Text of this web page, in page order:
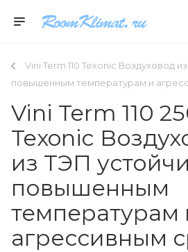
Vini Term 110 Texonic Воздуховод
повышенным температурам и
Vini Term 110
Texonic
из ТЭП
повышенным
температурам
агрессивным